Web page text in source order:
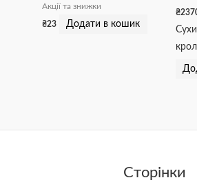
Акції та знижки
₴23 Додати в кошик
₴
Сторінки